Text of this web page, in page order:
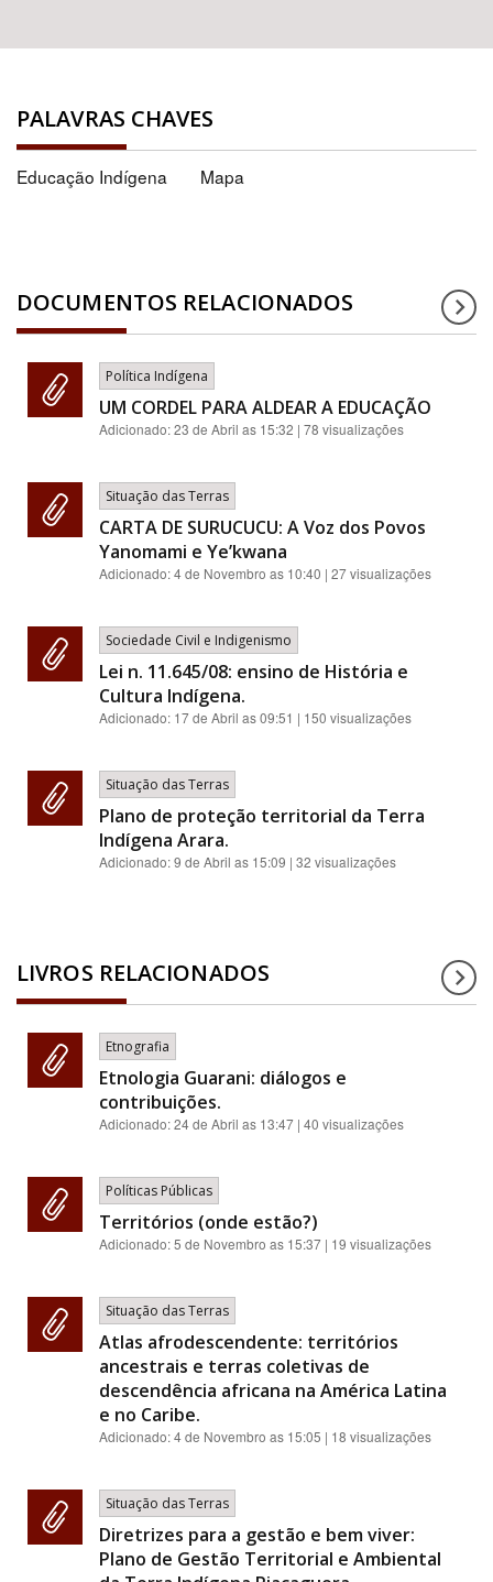
PALAVRAS CHAVES
Educação Indígena Mapa
DOCUMENTOS RELACIONADOS
Política Indígena
UM CORDEL PARA ALDEAR A EDUCAÇÃO
Adicionado:23 de Abril as 15:32 | 78 visualizações
Situação das Terras
CARTA DE SURUCUCU: A Voz dos Povos
Yanomami e Ye’kwana
Adicionado:4 de Novembro as 10:40 | 27 visualizações
Sociedade Civil e Indigenismo
Lei n. 11.645/08: ensino de História e
Cultura Indígena.
Adicionado: 17 de Abril as 09:51 | 150 visualizações
Situação das Terras
Plano de proteção territorial da Terra
Indígena Arara.
Adicionado:9 de Abril as 15:09 | 32 visualizações
LIVROS RELACIONADOS
Etnografia
Etnologia Guarani: diálogos e
contribuições.
Adicionado:24 de Abril as 13:47 | 40 visualizações
Políticas Públicas
Territórios (onde estão?)
Adicionado:5 de Novembro as 15:37 | 19 visualizações
Situação das Terras
Atlas afrodescendente: territórios
ancestrais e terras coletivas de
descendência africana na América Latina
e no Caribe.
Adicionado:4 de Novembro as 15:05 | 18 visualizações
Situação das Terras
Diretrizes para a gestão e bem viver:
Plano de Gestão Territorial e Ambiental